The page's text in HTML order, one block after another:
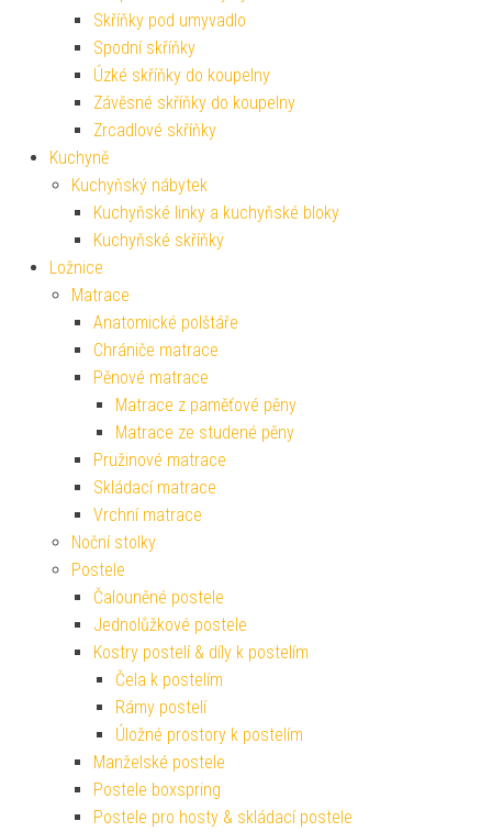
Skříňky pod umyvadlo
Spodní skříňky
Úzké skříňky do koupelny
Závěsné skříňky do koupelny
Zrcadlové skříňky
Kuchyně
Kuchyňský nábytek
Kuchyňské linky a kuchyňské bloky
Kuchyňské skříňky
Ložnice
Matrace
Anatomické polštáře
Chrániče matrace
Pěnové matrace
Matrace z paměťové pěny
Matrace ze studené pěny
Pružinové matrace
Skládací matrace
Vrchní matrace
Noční stolky
Postele
Čalouněné postele
Jednolůžkové postele
Kostry postelí & díly k postelím
Čela k postelím
Rámy postelí
Úložné prostory k postelím
Manželské postele
Postele boxspring
Postele pro hosty & skládací postele